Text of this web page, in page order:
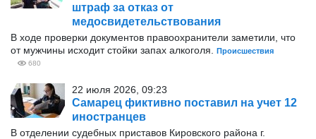
штраф за отказ от
медосвидетельствования
В ходе проверки документов правоохранители заметили, что
от мужчины исходит стойки запах алкоголя.
Происшествия
680
22 июля 2026, 09:23
Самарец фиктивно поставил на учет 12
иностранцев
В отделении судебных приставов Кировского района г.